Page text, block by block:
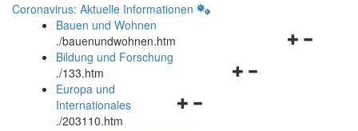
Coronavirus: Aktuelle Informationen
Bauen und Wohnen
./bauenundwohnen.htm
Navigationsmenü
Bildung und Forschung
./133.htm
Navigationsmenü
Europa und
Internationales
./203110.htm